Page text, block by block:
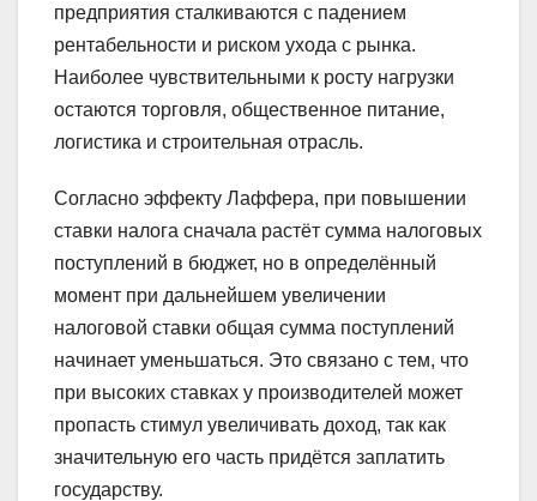
предприятия сталкиваются с падением
рентабельности и риском ухода с рынка.
Наиболее чувствительными к росту нагрузки
остаются торговля, общественное питание,
логистика и строительная отрасль.
Согласно эффекту Лаффера, при повышении
ставки налога сначала растёт сумма налоговых
поступлений в бюджет, но в определённый
момент при дальнейшем увеличении
налоговой ставки общая сумма поступлений
начинает уменьшаться. Это связано с тем, что
при высоких ставках у производителей может
пропасть стимул увеличивать доход, так как
значительную его часть придётся заплатить
государству.